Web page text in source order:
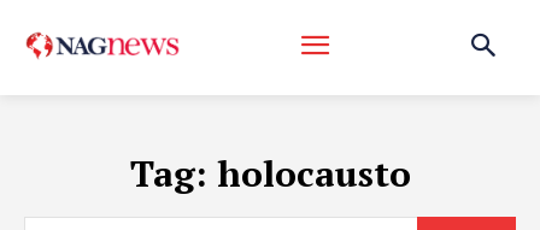
Tag: holocausto